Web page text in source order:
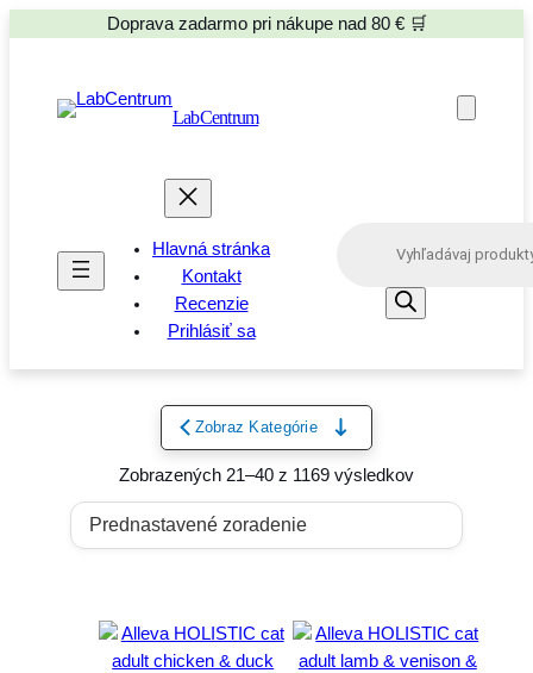
Doprava zadarmo pri nákupe nad 80 € 🛒
LabCentrum
Hlavná stránka
Kontakt
Recenzie
Prihlásiť sa
s
a
r
c
Zobraz Kategórie
Zobrazených 21–40 z 1169 výsledkov